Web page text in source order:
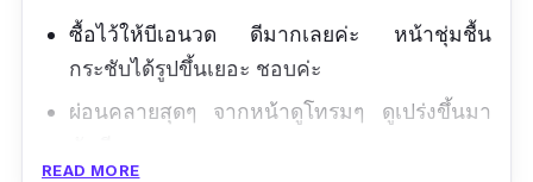
ซื้อไว้ให้บีเอนวด ดีมากเลยค่ะ หน้าชุ่มชื้น
กระชับได้รูปขึ้นเยอะ ชอบค่ะ
ผ่อนคลายสุดๆ จากหน้าดูโทรมๆ ดูเปร่งขึ้นมา
READ MORE